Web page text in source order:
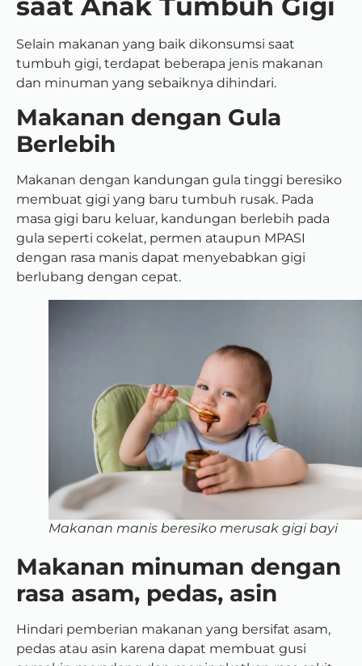
Selain makanan yang baik dikonsumsi saat
tumbuh gigi, terdapat beberapa jenis makanan
dan minuman yang sebaiknya dihindari.
Makanan dengan Gula
Berlebih
Makanan dengan kandungan gula tinggi beresiko
membuat gigi yang baru tumbuh rusak. Pada
masa gigi baru keluar, kandungan berlebih pada
gula seperti cokelat, permen ataupun MPASI
dengan rasa manis dapat menyebabkan gigi
berlubang dengan cepat.
Makanan manis beresiko merusak gigi bayi
Makanan minuman dengan
rasa asam, pedas, asin
Hindari pemberian makanan yang bersifat asam,
pedas atau asin karena dapat membuat gusi